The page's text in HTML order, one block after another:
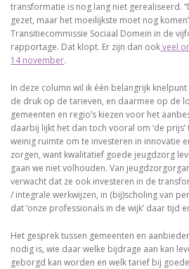
transformatie is nog lang niet gerealiseerd.
gezet, maar het moeilijkste moet nog
Transitiecommissie Sociaal Domein in de
rapportage. Dat klopt. Er zijn dan ookveel
14 november.
In deze column wil ik één belangrijk
de druk op de tarieven, en daarmee op de
gemeenten en regio’s kiezen voor het
daarbij lijkt het dan toch vooral om ‘de
weinig ruimte om te investeren in innovatie
zorgen, want kwalitatief goede jeugdzorg
gaan we niet volhouden. Van
verwacht dat ze ook investeren in de
/ integrale werkwijzen, in (bij)scholing van
dat ‘onze professionals in de wijk’ daar tijd
Het gesprek tussen gemeenten en
nodig is, wie daar welke bijdrage aan kan
geborgd kan worden en welk tarief bij